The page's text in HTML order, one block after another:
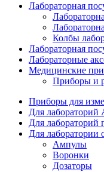
Лабораторная
Колбы
Лабораторная
Лабораторные
Медицинские
Приборы и
Приборы для
Для лабораторий
Для
Для лаборатории
Ампулы
Воронки
Дозаторы